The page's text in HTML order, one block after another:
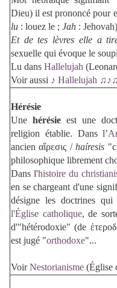
Dieu) il est prononcé pour
lu : louez le ; Jah : Jehovah)
Et de tes lèvres elle a
sexuelle qui évoque le
Lu dans Hallelujah
Voir aussi ♪ Hallelujah ♫♪♫
Hérésie
Une hérésie est une
religion établie. Dans l’
ancienαἵρεσις /haíresis
philosophique librement
Dans l'histoire du
en se chargeant d'une
désigne les doctrines
l'Église catholique, de
d'"hétérodoxie" (de
est jugé "orthodoxe"...
VoirNestorianisme (Église